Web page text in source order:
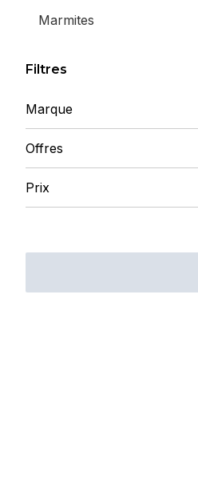
Marmites
Filtres
Marque
Offres
Prix